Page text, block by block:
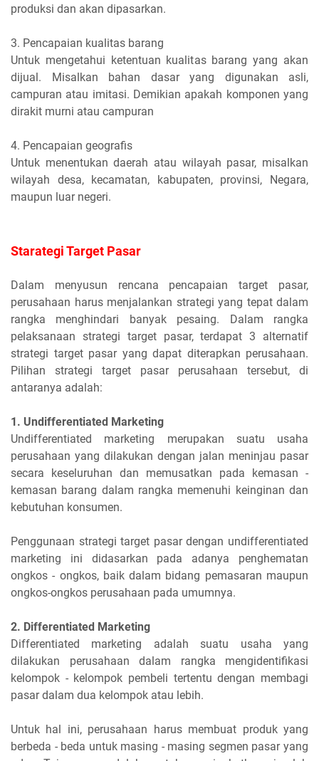
produksi dan akan dipasarkan.
3. Pencapaian kualitas barang
Untuk mengetahui ketentuan kualitas barang yang akan
dijual. Misalkan bahan dasar yang digunakan asli,
campuran atau imitasi. Demikian apakah komponen yang
dirakit murni atau campuran
4. Pencapaian geografis
Untuk menentukan daerah atau wilayah pasar, misalkan
wilayah desa, kecamatan, kabupaten, provinsi, Negara,
maupun luar negeri.
Starategi Target Pasar
Dalam menyusun rencana pencapaian target pasar,
perusahaan harus menjalankan strategi yang tepat dalam
rangka menghindari banyak pesaing. Dalam rangka
pelaksanaan strategi target pasar, terdapat 3 alternatif
strategi target pasar yang dapat diterapkan perusahaan.
Pilihan strategi target pasar perusahaan tersebut, di
antaranya adalah:
1. Undifferentiated Marketing
Undifferentiated marketing merupakan suatu usaha
perusahaan yang dilakukan dengan jalan meninjau pasar
secara keseluruhan dan memusatkan pada kemasan -
kemasan barang dalam rangka memenuhi keinginan dan
kebutuhan konsumen.
Penggunaan strategi target pasar dengan undifferentiated
marketing ini didasarkan pada adanya penghematan
ongkos - ongkos, baik dalam bidang pemasaran maupun
ongkos-ongkos perusahaan pada umumnya.
2. Differentiated Marketing
Differentiated marketing adalah suatu usaha yang
dilakukan perusahaan dalam rangka mengidentifikasi
kelompok - kelompok pembeli tertentu dengan membagi
pasar dalam dua kelompok atau lebih.
Untuk hal ini, perusahaan harus membuat produk yang
berbeda - beda untuk masing - masing segmen pasar yang